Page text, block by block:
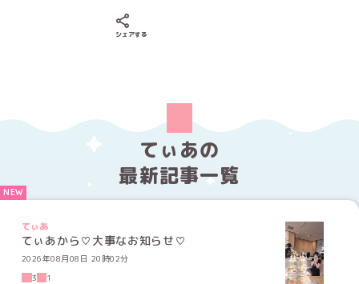
シェアする
てぃあの
最新記事一覧
てぃあ
てぃあから♡大事なお知らせ♡
2026年08月08日 20時02分
3
1